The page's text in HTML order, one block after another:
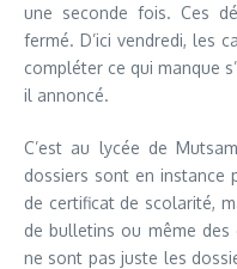
une seconde fois. Ces
fermé. D’ici vendredi, les
compléter ce qui manque
il annoncé.
C’est au lycée de
dossiers sont en instance
de certificat de scolarité,
de bulletins ou même
ne sont pas juste les